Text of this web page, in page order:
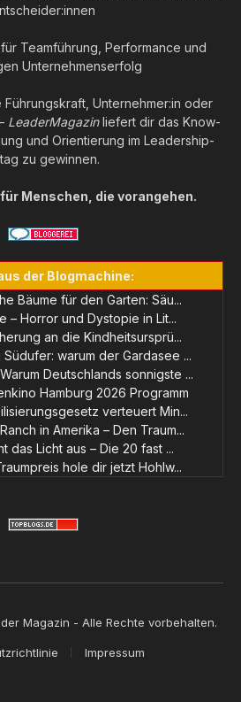
Teamführung, Performance und
Unternehmenserfolg
Unternehmer:in oder
LeaderMagazinliefert dir das Know-
und Orientierung im Leadership-
zu gewinnen.
Menschen, die vorangehen.
der Blogmachine:
Bäume für den Garten: Säu...
– Horror und Dystopie in Lit...
an die Kindheitsursprü...
Südufer: warum der Gardasee ...
Deutschlands sonnigste ...
Hamburg 2026 Programm
verteuert Min...
in Amerika – Den Traum...
das Licht aus – Die 20 fast ...
hole dir jetzt Hohlw...
Magazin - Alle Rechte vorbehalten.
Impressum